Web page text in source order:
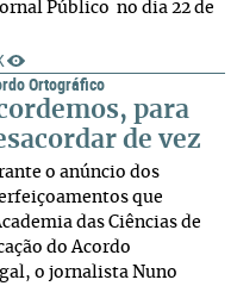
Público no dia 22 de
Ortográfico
para
de vez
o anúncio dos
que
das Ciências de
do Acordo
o jornalista Nuno